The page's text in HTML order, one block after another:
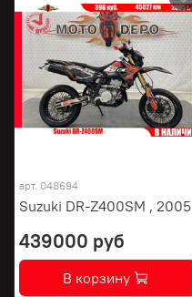
арт. 048694
Suzuki DR-Z400SM , 2005
439000 руб
В корзину